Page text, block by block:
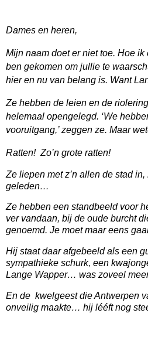
Dames en heren,
Mijn naam doet er niet toe. Hoe ik
ben gekomen om jullie te
hier en nu van belang is. Want
Ze hebben de leien en de
helemaal opengelegd. ‘We
vooruitgang,’ zeggen ze. Maar
Ratten! Zo’n grote ratten!
Ze liepen met z’n allen de stad
geleden…
Ze hebben een standbeeld voor
ver vandaan, bij de oude burcht
genoemd. Je moet maar eens
Hij staat daar afgebeeld als een
sympathieke schurk, een
Lange Wapper… was zoveel
En de kwelgeest die Antwerpen
onveilig maakte… hij lééft nog